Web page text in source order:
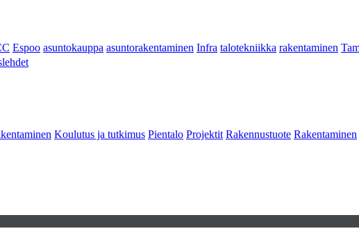
Espoo asuntokauppa asuntorakentaminen Infra talotekniikka rakentaminen
Koulutus ja tutkimus Pientalo Projektit Rakennustuote Rakentaminen